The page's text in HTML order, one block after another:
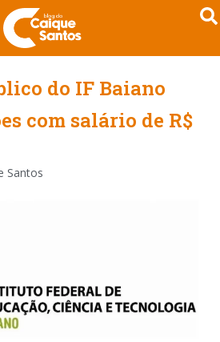
do IF Baiano
com salário de R$
Santos